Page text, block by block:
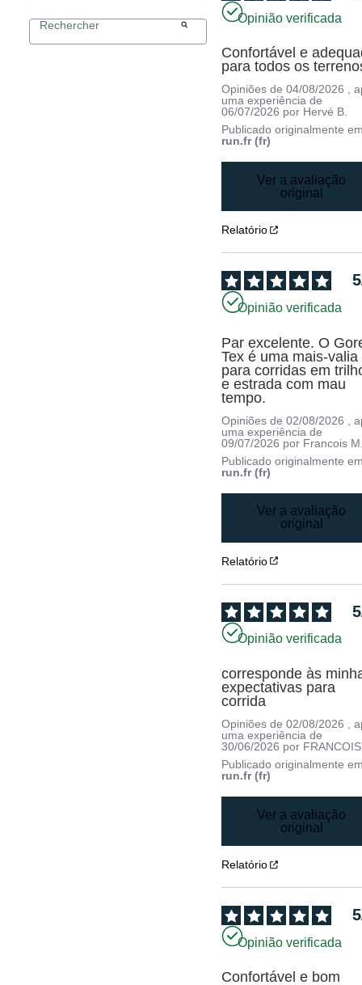
Opinião verificada
Confortável e
para todos os
Opiniões de04/08/2026
,
uma experiência de
06/07/2026 por Hervé B.
Publicado originalmente
run.fr (fr)
Ver a avaliação
original
Relatório
5
Opinião verificada
Par excelente. O
Tex é uma mais-valia
para corridas em
e estrada com mau
tempo.
Opiniões de02/08/2026
,
uma experiência de
09/07/2026 por Francois
Publicado originalmente
run.fr (fr)
Ver a avaliação
original
Relatório
5
Opinião verificada
corresponde às
expectativas para
corrida
Opiniões de02/08/2026
,
uma experiência de
30/06/2026 por
Publicado originalmente
run.fr (fr)
Ver a avaliação
original
Relatório
5
Opinião verificada
Confortável e bom